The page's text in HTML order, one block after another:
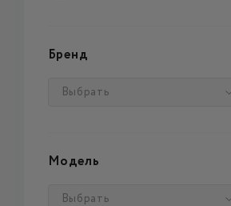
Бренд
Выбрать
Модель
Выбрать